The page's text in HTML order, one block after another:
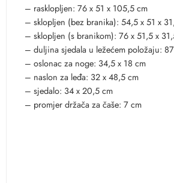
– rasklopljen: 76 x 51 x 105,5 cm
– sklopljen (bez branika): 54,5 x 51 x
– sklopljen (s branikom): 76 x 51,5 x
– duljina sjedala u ležećem položaju:
– oslonac za noge: 34,5 x 18 cm
– naslon za leđa: 32 x 48,5 cm
– sjedalo: 34 x 20,5 cm
– promjer držača za čaše: 7 cm